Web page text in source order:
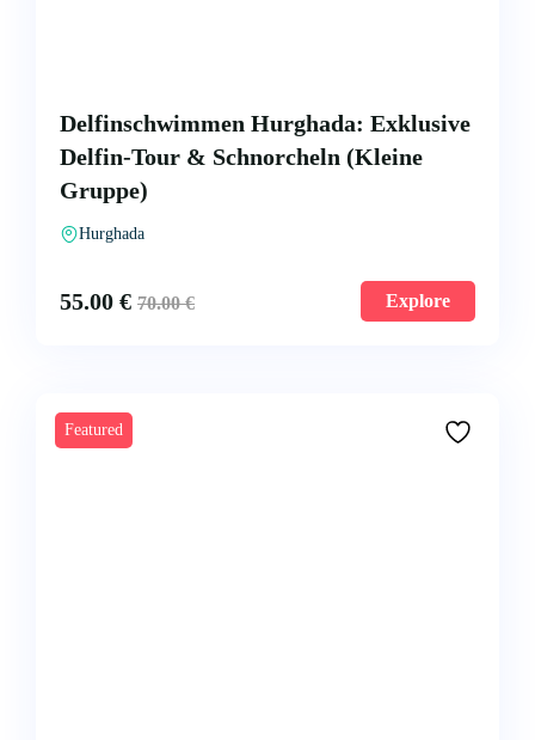
Delfinschwimmen Hurghada: Exklusive
Delfin-Tour & Schnorcheln (Kleine
Gruppe)
Hurghada
55.00 € 70.00€ Explore
Featured